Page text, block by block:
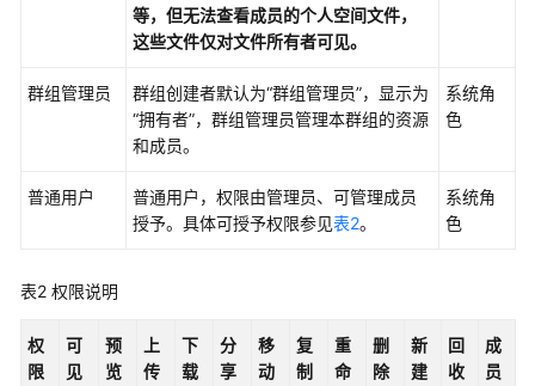
开
务
建
织
并
等，但无法查看成员的个人空间文件，
这些文件仅对文件所有者可见。
群组管理员
群组创建者默认为“群组管理员”，显示为
“拥有者”，群组管理员管理本群组的资源
和成员。
系统角
色
普通用户
普通用户，权限由管理员、可管理成员
授予。具体可授予权限参见表2。
系统角
色
表2 权限说明
权
限
可
见
预
览
上
传
下
载
分
享
移
动
复
制
重
命
删
除
新
建
回
收
成
员